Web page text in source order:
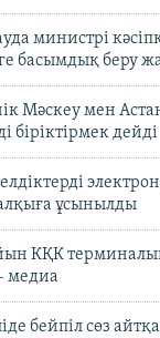
министрі
басымдық беру
Мәскеу мен
біріктірмек дейді
ұсынылды
КҚК
медиа
бейпіл сөз